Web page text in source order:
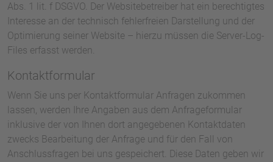
Abs. 1 lit. f DSGVO. Der Websitebetreiber hat ein berechtigtes
Interesse an der technisch fehlerfreien Darstellung und der
Optimierung seiner Website – hierzu müssen die Server-Log-
Files erfasst werden.
Kontaktformular
Wenn Sie uns per Kontaktformular Anfragen zukommen
lassen, werden Ihre Angaben aus dem Anfrageformular
inklusive der von Ihnen dort angegebenen Kontaktdaten
zwecks Bearbeitung der Anfrage und für den Fall von
Anschlussfragen bei uns gespeichert. Diese Daten geben wir